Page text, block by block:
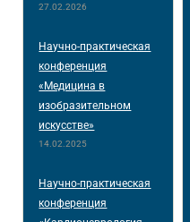
27.02.2026
Научно-практическая
конференция
«Медицина в
изобразительном
искусстве»
14.02.2025
Научно-практическая
конференция